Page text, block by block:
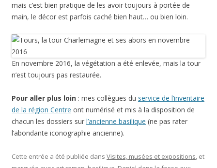
mais c’est bien pratique de les avoir toujours à portée de
main, le décor est parfois caché bien haut… ou bien loin.
En novembre 2016, la végétation a été enlevée, mais la tour
n’est toujours pas restaurée.
Pour aller plus loin : mes collègues du service de l’inventaire
de la région Centre ont numérisé et mis à la disposition de
chacun les dossiers sur l’ancienne basilique (ne pas rater
l’abondante iconographie ancienne).
Cette entrée a été publiée dans Visites, musées et expositions, et